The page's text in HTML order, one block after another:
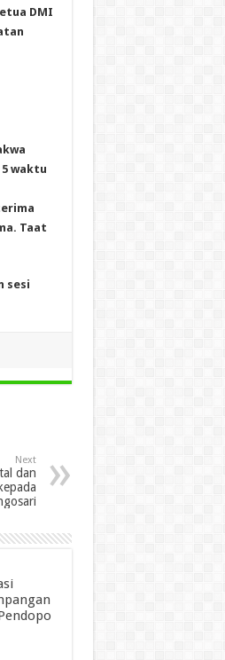
DMI
waktu
Taat
sesi
Next
dan